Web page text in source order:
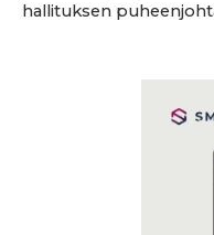
hallituksen